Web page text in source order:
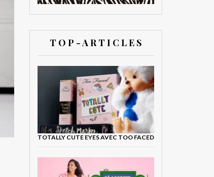
T O P - A R T I C L E S
TOTALLY CUTE EYES AVEC TOO FACED